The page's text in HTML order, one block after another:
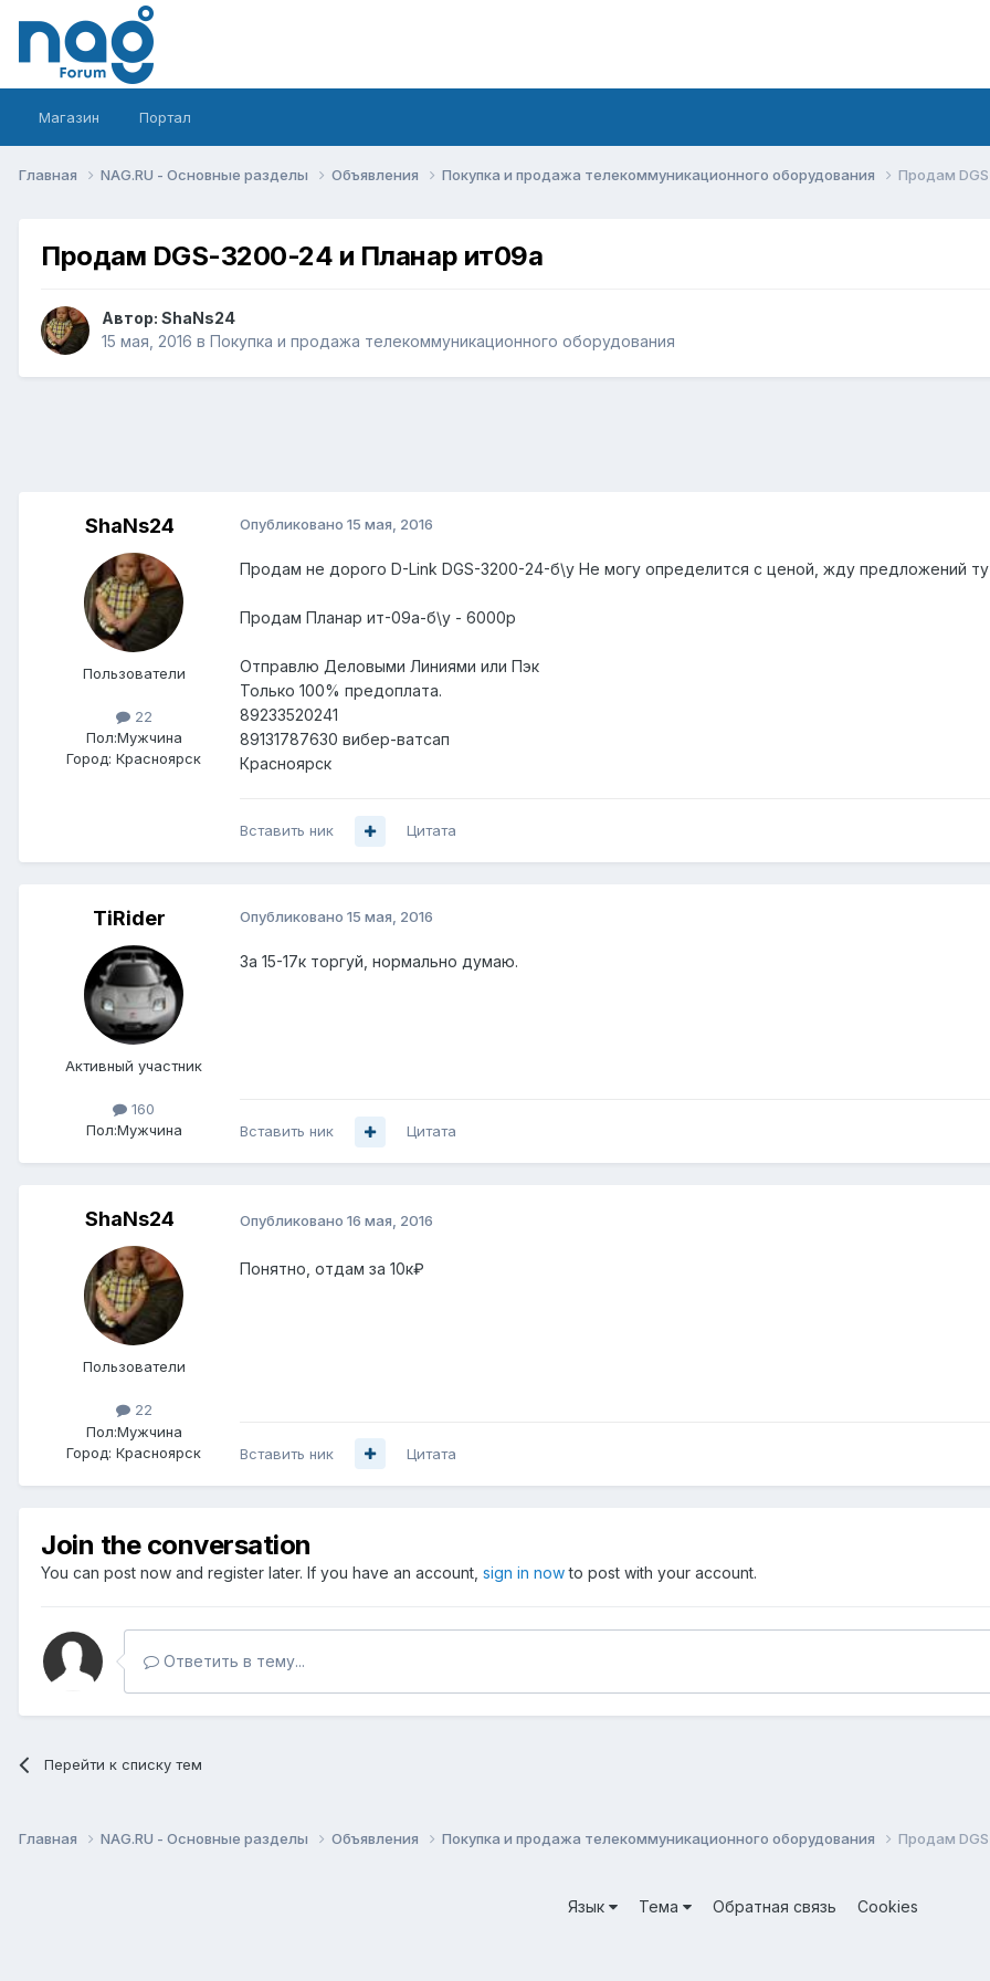
Магазин Портал
Главная NAG.RU - Основные разделы Объявления Покупка и продажа телекоммуникационного оборудования Продам
Продам DGS-3200-24 и Планар ит09а
Автор: ShaNs24
15 мая, 2016 в Покупка и продажа телекоммуникационного оборудования
ShaNs24
Пользователи
22
Пол:Мужчина
Город: Красноярск
Опубликовано 15 мая, 2016
Продам не дорого D-Link DGS-3200-24-б\у Не могу определится с ценой, жду предложений
Продам Планар ит-09а-б\у - 6000р
Отправлю Деловыми Линиями или Пэк
Только 100% предоплата.
89233520241
89131787630 вибер-ватсап
Красноярск
Вставить ник Цитата
TiRider
Активный участник
160
Пол:Мужчина
Опубликовано 15 мая, 2016
За 15-17к торгуй, нормально думаю.
Вставить ник Цитата
ShaNs24
Пользователи
22
Пол:Мужчина
Город: Красноярск
Опубликовано 16 мая, 2016
Понятно, отдам за 10к₽
Вставить ник Цитата
Join the conversation
You can post now and register later. If you have an account, sign in nowto post with your account.
Ответить в тему...
Перейти к списку тем
Главная NAG.RU - Основные разделы Объявления Покупка и продажа телекоммуникационного оборудования Продам
Язык Тема Обратная связь
Cookies